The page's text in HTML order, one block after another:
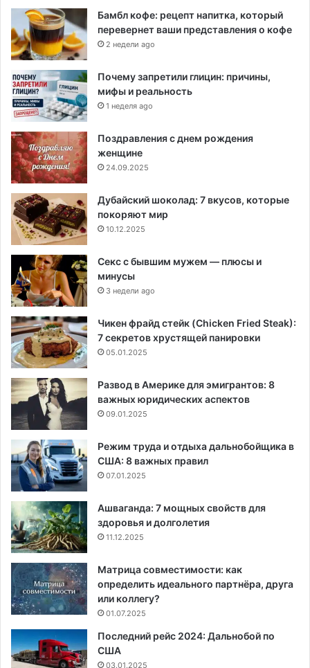
Бамбл кофе: рецепт напитка, который
перевернет ваши представления о кофе
2 недели ago
Почему запретили глицин: причины,
мифы и реальность
1 неделя ago
Поздравления с днем рождения
женщине
24.09.2025
Дубайский шоколад: 7 вкусов, которые
покоряют мир
10.12.2025
Секс с бывшим мужем — плюсы и
минусы
3 недели ago
Чикен фрайд стейк (Chicken Fried Steak):
7 секретов хрустящей панировки
05.01.2025
Развод в Америке для эмигрантов: 8
важных юридических аспектов
09.01.2025
Режим труда и отдыха дальнобойщика в
США: 8 важных правил
07.01.2025
Ашваганда: 7 мощных свойств для
здоровья и долголетия
11.12.2025
Матрица совместимости: как
определить идеального партнёра, друга
или коллегу?
01.07.2025
Последний рейс 2024: Дальнобой по
США
03.01.2025